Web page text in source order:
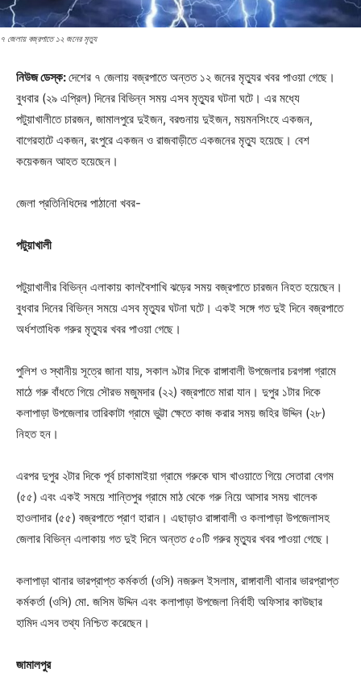
৭ জেলায় বজ্রপাতে ১২ জনের মৃত্যু
নিউজ ডেস্ক:দেশের ৭ জেলায় বজ্রপাতে অন্তত ১২ জনের মৃত্যুর খবর পাওয়া গেছে।
বুধবার (২৯ এপ্রিল) দিনের বিভিন্ন সময় এসব মৃত্যুর ঘটনা ঘটে। এর মধ্যে
পটুয়াখালীতে চারজন, জামালপুরে দুইজন, বরগুনায় দুইজন, ময়মনসিংহে একজন,
বাগেরহাটে একজন, রংপুরে একজন ও রাজবাড়ীতে একজনের মৃত্যু হয়েছে। বেশ
কয়েকজন আহত হয়েছেন।
জেলা প্রতিনিধিদের পাঠানো খবর-
পটুয়াখালী
পটুয়াখালীর বিভিন্ন এলাকায় কালবৈশাখি ঝড়ের সময় বজ্রপাতে চারজন নিহত হয়েছেন।
বুধবার দিনের বিভিন্ন সময়ে এসব মৃত্যুর ঘটনা ঘটে। একই সঙ্গে গত দুই দিনে বজ্রপাতে
অর্ধশতাধিক গরুর মৃত্যুর খবর পাওয়া গেছে।
পুলিশ ও স্থানীয় সূত্রে জানা যায়, সকাল ৯টার দিকে রাঙ্গাবালী উপজেলার চরগঙ্গা গ্রামে
মাঠে গরু বাঁধতে গিয়ে সৌরভ মজুমদার (২২) বজ্রপাতে মারা যান। দুপুর ১টার দিকে
কলাপাড়া উপজেলার তারিকাটা গ্রামে ভুট্টা ক্ষেতে কাজ করার সময় জহির উদ্দিন (২৮)
নিহত হন।
এরপর দুপুর ২টার দিকে পূর্ব চাকামাইয়া গ্রামে গরুকে ঘাস খাওয়াতে গিয়ে সেতারা বেগম
(৫৫) এবং একই সময়ে শান্তিপুর গ্রামে মাঠ থেকে গরু নিয়ে আসার সময় খালেক
হাওলাদার (৫৫) বজ্রপাতে প্রাণ হারান। এছাড়াও রাঙ্গাবালী ও কলাপাড়া উপজেলাসহ
জেলার বিভিন্ন এলাকায় গত দুই দিনে অন্তত ৫০টি গরুর মৃত্যুর খবর পাওয়া গেছে।
কলাপাড়া থানার ভারপ্রাপ্ত কর্মকর্তা (ওসি) নজরুল ইসলাম, রাঙ্গাবালী থানার ভারপ্রাপ্ত
কর্মকর্তা (ওসি) মো. জসিম উদ্দিন এবং কলাপাড়া উপজেলা নির্বাহী অফিসার কাউছার
হামিদ এসব তথ্য নিশ্চিত করেছেন।
জামালপুর